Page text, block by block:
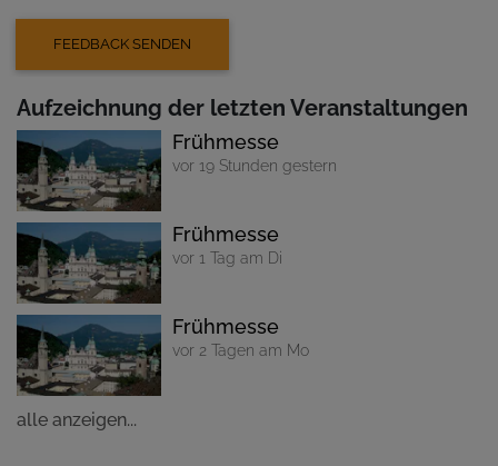
Aufzeichnung der letzten Veranstaltungen
Frühmesse
vor 19 Stunden gestern
Frühmesse
vor 1 Tag am Di
Frühmesse
vor 2 Tagen am Mo
alle anzeigen...